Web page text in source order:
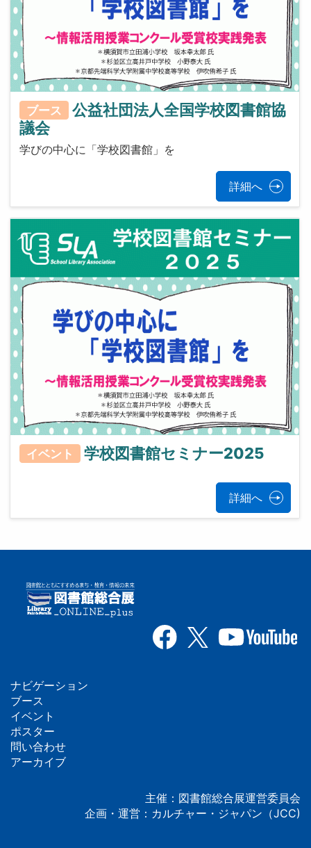
ブース
公益社団法人全国学校図書館協
議会
学びの中心に「学校図書館」を
詳細へ
イベント 学校図書館セミナー2025
詳細へ
フ
ッ
タ
ナビゲーション
ブース
イベント
ポスター
問い合わせ
アーカイブ
主催：図書館総合展運営委員会
企画・運営：カルチャー・ジャパン（JCC)